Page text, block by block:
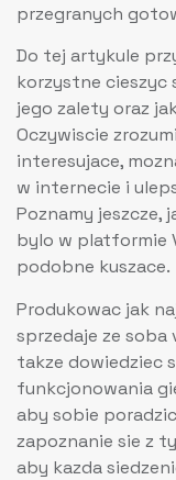
przegranych
Do tej artykule
korzystne cieszyc
jego zalety oraz
Oczywiscie
interesujace,
w internecie i
Poznamy jeszcze,
bylo w platformie
podobne kuszace.
Produkowac jak
sprzedaje ze
takze dowiedziec
funkcjonowania
aby sobie
zapoznanie sie z
aby kazda